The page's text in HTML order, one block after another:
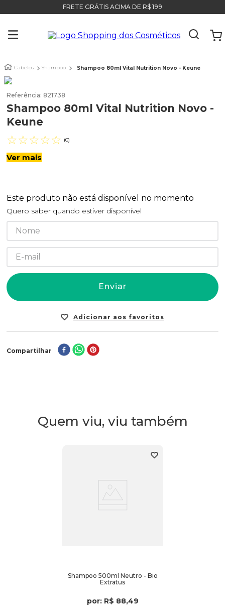
FRETE GRÁTIS ACIMA DE R$ 199
Cabelos Shampoo Shampoo 80ml Vital Nutrition Novo - Keune
Referência: 821738
Shampoo 80ml Vital Nutrition Novo -
Keune
☆☆☆☆☆ (0)
Ver mais
Este produto não está disponível no momento
Quero saber quando estiver disponível
Enviar
Compartilhar
Quem viu, viu também
Shampoo 500ml Neutro - Bio
Extratus
por: R$ 88,49